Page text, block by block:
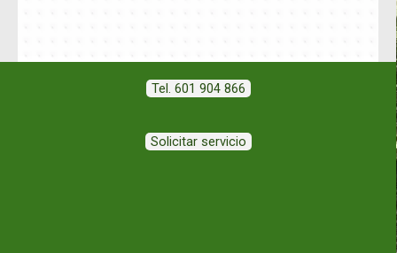
Tel. 601 904 866
Solicitar servicio